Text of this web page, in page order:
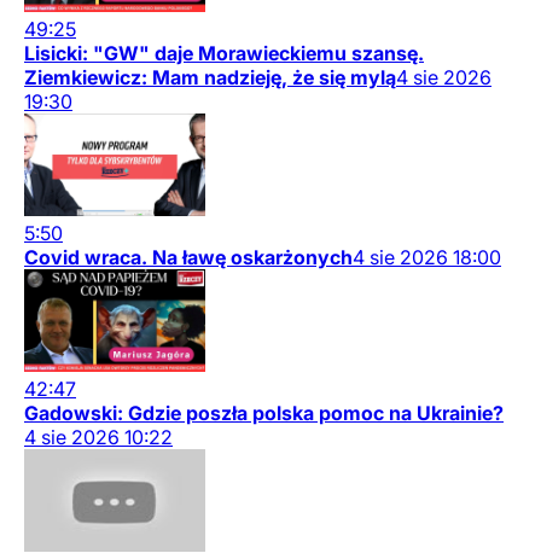
49:25
Lisicki: "GW" daje Morawieckiemu szansę.
Ziemkiewicz: Mam nadzieję, że się mylą4 sie 2026
19:30
5:50
Covid wraca. Na ławę oskarżonych4 sie 2026 18:00
42:47
Gadowski: Gdzie poszła polska pomoc na Ukrainie?
4 sie 2026 10:22